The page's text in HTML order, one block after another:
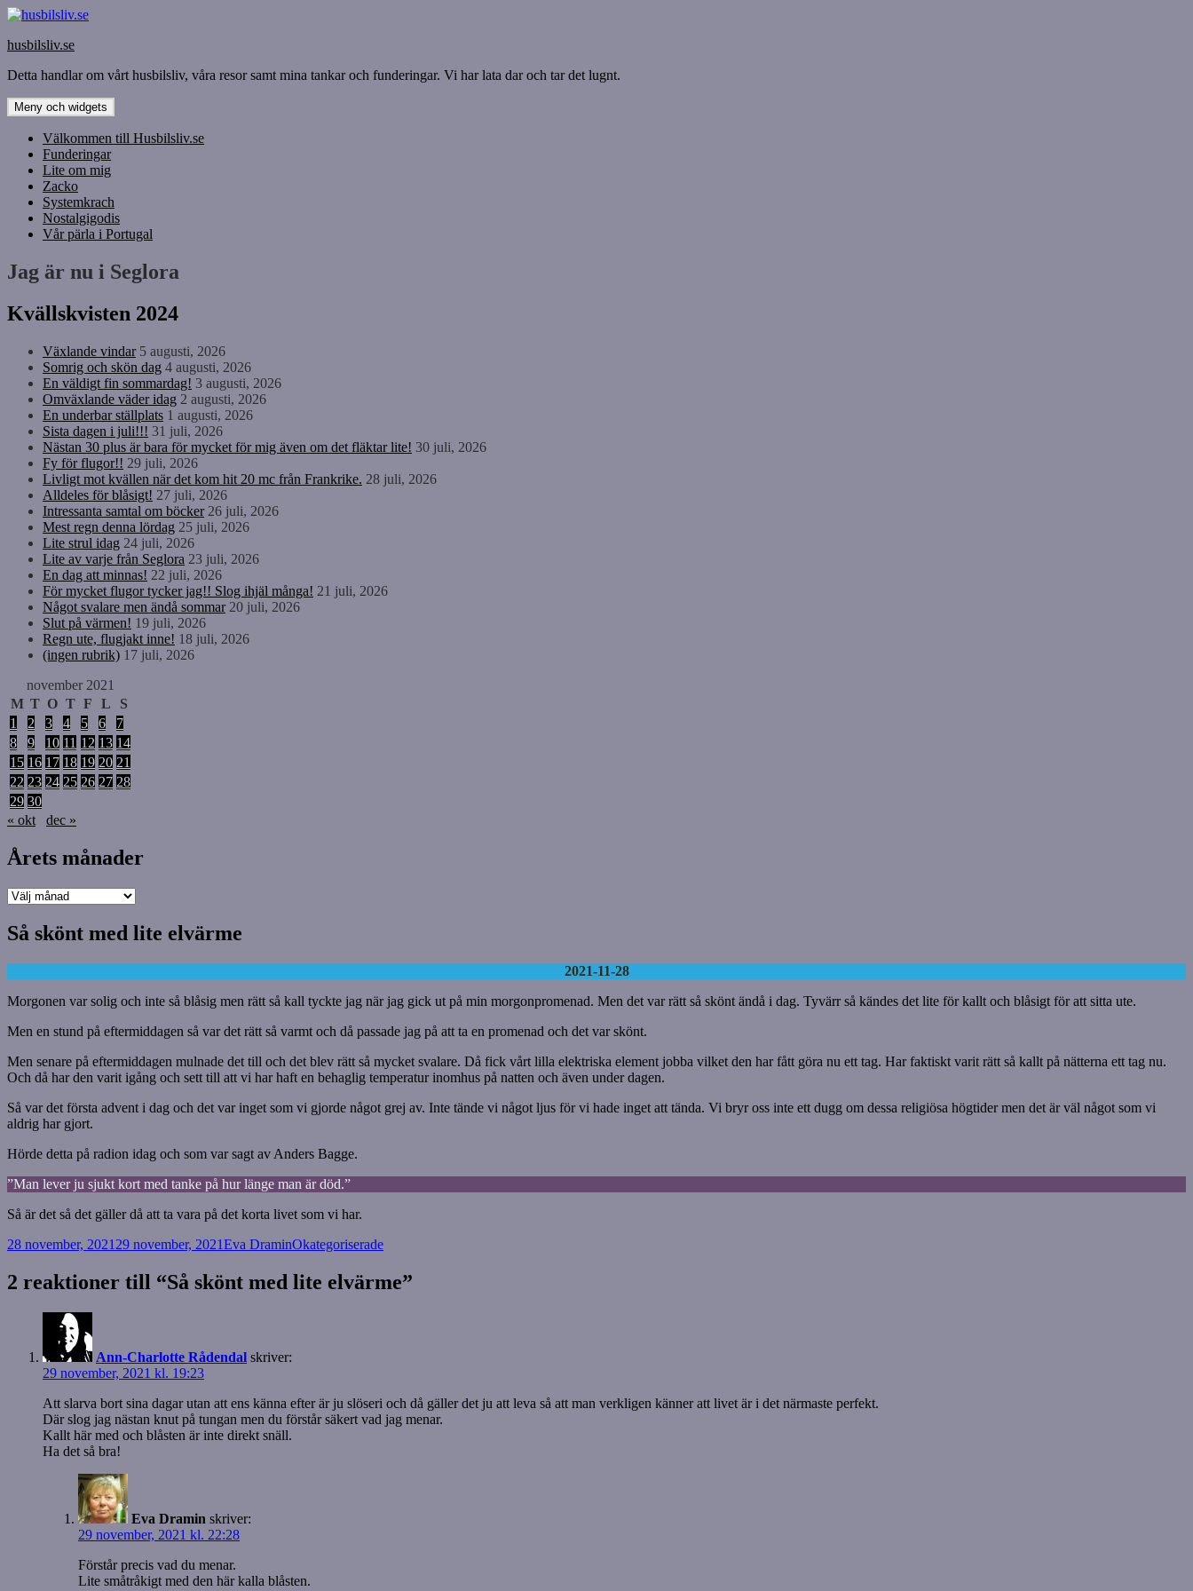
Hoppa
innehåll
husbilsliv.se
Detta handlar om vårt husbilsliv, våra resor samt mina tankar och funderingar. Vi har lata dar och tar det lugnt.
Meny och widgets
Välkommen till Husbilsliv.se
Funderingar
Lite om mig
Zacko
Systemkrach
Nostalgigodis
Vår pärla i Portugal
Jag är nu i Seglora
Kvällskvisten 2024
Växlande vindar 5 augusti, 2026
Somrig och skön dag 4 augusti, 2026
En väldigt fin sommardag! 3 augusti, 2026
Omväxlande väder idag 2 augusti, 2026
En underbar ställplats 1 augusti, 2026
Sista dagen i juli!!! 31 juli, 2026
Nästan 30 plus är bara för mycket för mig även om det fläktar lite! 30 juli, 2026
Fy för flugor!! 29 juli, 2026
Livligt mot kvällen när det kom hit 20 mc från Frankrike. 28 juli, 2026
Alldeles för blåsigt! 27 juli, 2026
Intressanta samtal om böcker 26 juli, 2026
Mest regn denna lördag 25 juli, 2026
Lite strul idag 24 juli, 2026
Lite av varje från Seglora 23 juli, 2026
En dag att minnas! 22 juli, 2026
För mycket flugor tycker jag!! Slog ihjäl många! 21 juli, 2026
Något svalare men ändå sommar 20 juli, 2026
Slut på värmen! 19 juli, 2026
Regn ute, flugjakt inne! 18 juli, 2026
(ingen rubrik) 17 juli, 2026
november 2021
M T O T F L
S
1
2 3 4 5 6
7
8
9 10 11 12 13 14
15 16 17 18 19 20 21
22 23 24 25 26 27 28
29 30
« okt
dec »
Årets månader
Årets
Så skönt med lite elvärme
2021-11-28
Morgonen var solig och inte så blåsig men rätt så kall tyckte jag när jag gick ut på min morgonpromenad. Men det var rätt så skönt ändå i dag. Tyvärr så kändes det lite för kallt och blåsigt för att sitta ute.
Men en stund på eftermiddagen så var det rätt så varmt och då passade jag på att ta en promenad och det var skönt.
Men senare på eftermiddagen mulnade det till och det blev rätt så mycket svalare. Då fick vårt lilla elektriska element jobba vilket den har fått göra nu ett tag. Har faktiskt varit rätt så kallt på nätterna ett tag nu.
Och då har den varit igång och sett till att vi har haft en behaglig temperatur inomhus på natten och även under dagen.
Så var det första advent i dag och det var inget som vi gjorde något grej av. Inte tände vi något ljus för vi hade inget att tända. Vi bryr oss inte ett dugg om dessa religiösa högtider men det är väl något som vi
aldrig har gjort.
Hörde detta på radion idag och som var sagt av Anders Bagge.
”Man lever ju sjukt kort med tanke på hur länge man är död.”
Så är det så det gäller då att ta vara på det korta livet som vi har.
Postat
28 november, 2021 29 november, 2021Författare
Eva DraminKategorier
Okategoriserade
2 reaktioner till “Så skönt med lite elvärme”
Ann-Charlotte Rådendal skriver:
29 november, 2021 kl. 19:23
Att slarva bort sina dagar utan att ens känna efter är ju slöseri och då gäller det ju att leva så att man verkligen känner att livet är i det närmaste perfekt.
Där slog jag nästan knut på tungan men du förstår säkert vad jag menar.
Kallt här med och blåsten är inte direkt snäll.
Ha det så bra!
Eva Dramin skriver:
29 november, 2021 kl. 22:28
Förstår precis vad du menar.
Lite småtråkigt med den här kalla blåsten.